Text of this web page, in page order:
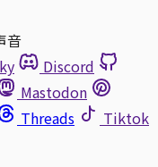
音
Discord
Mastodon
Threads
Tiktok